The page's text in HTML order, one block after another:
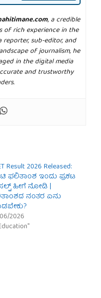
, a credible
of rich experience in the
sub-editor, and
of journalism, he
in the digital media
and trustworthy
Result 2026 Released:
ಫಲಿತಾಂಶ ಇಂದು ಪ್ರಕಟ
ಹೀಗೆ ನೋಡಿ |
ನಂತರ ಏನು
2026